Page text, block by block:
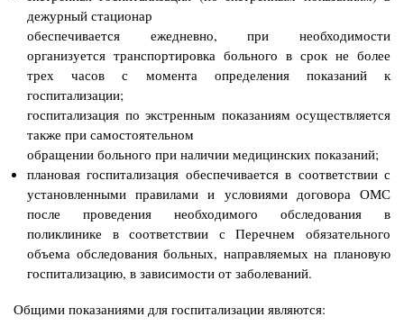
дежурный стационар
обеспечивается ежедневно, при необходимости
организуется транспортировка больного в срок не более
трех часов с момента определения показаний к
госпитализации;
госпитализация по экстренным показаниям осуществляется
также при самостоятельном
обращении больного при наличии медицинских показаний;
плановая госпитализация обеспечивается в соответствии с
установленными правилами и условиями договора ОМС
после проведения необходимого обследования в
поликлинике в соответствии с Перечнем обязательного
объема обследования больных, направляемых на плановую
госпитализацию, в зависимости от заболеваний.
Общими показаниями для госпитализации являются: